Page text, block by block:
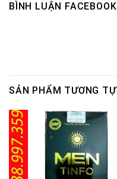
BÌNH LUẬN FACEBOOK
SẢN PHẨM TƯƠNG TỰ